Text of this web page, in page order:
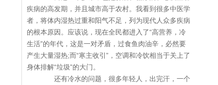
疾病的高发期，并且城市高于农村。我看到很多中医学
者，将体内湿热过重和阳气不足，列为现代人众多疾病
的根本原因。应该说，现在全民都进入了“高营养，冷
生活”的年代，这是一对矛盾，过食鱼肉油辛，必然要
产生大量湿热;而“寒主收引”，空调和冷饮相当于关上了
身体排解“垃圾”的大门。
还有冷水的问题，很多年轻人，出完汗，一个